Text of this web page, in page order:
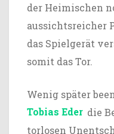
der Heimischen
aussichtsreicher
das Spielgerät
somit das Tor.
Wenig später
Tobias Eder die
torlosen